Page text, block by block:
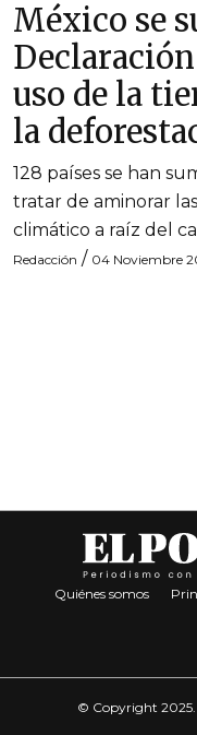
México se
uso de la
la
128 países se han
tratar de aminorar
climático a raíz del
Redacción / 04 Noviembre
Quiénes somos
© Copyright 2025.